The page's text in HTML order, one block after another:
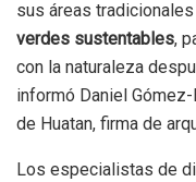
sus áreas
verdes sustentables,
con la naturaleza
informó Daniel
de Huatan, firma de
Los especialistas de